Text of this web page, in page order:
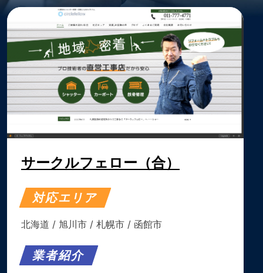
サークルフェロー（合）
対応エリア
北海道 / 旭川市 / 札幌市 / 函館市
業者紹介